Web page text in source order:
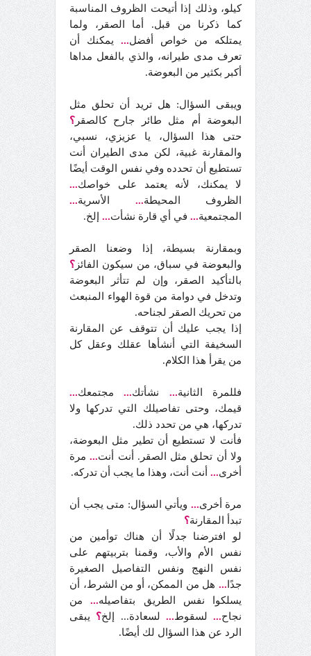
كيلو، وذلك إذا أتيحت الظروف المناسبة
كما ذكرنا من قبل. أما الصقر، ولما
يمتلكه من خواص أفضل... يمكنك أن
تعرف مدى طيرانه، والذي بالفعل مداها
أكبر بكثير من البعوضة.
ويبقى السؤال: هل تريد أن تحلق مثل
البعوضة أم مثل طائر جارح كالصقر ؟
حتى هذا السؤال، يا عزيزي، نسبي،
والمقارنة غبية، لكن مدى الطيران أنت
تستطيع أن تحدده وفي نفس الوقت أيضًا
لا يمكنك، لأنه يعتمد على خواصك...
الظروف المحيطة... الأسرية...
المجتمعية... في أي قارة نشأت... إلخ.
وبمقارنة بسيطة، إذا وضعنا الصقر
والبعوضة في سباق، من سيكون الفائز ؟
بالتأكيد الصقر، وإن لم تتأثر البعوضة
وتدخل في دوامة من قوة الهواء المنبعث
من تحريك الصقر لجناحه.
إذا يجب عليك أن تتوقف عن المقارنة
السخيفة التي أنشأها عقلك وعقل كل
من يقرأ هذا الكلام.
فللمرة الثانية... نشأتك...مجتمعك...
قيمك، وحتى تفاصيلك التي تدركها ولا
تدركها، هي من تحدد ذلك.
فأنت لا تستطيع أن تطير مثل البعوضة،
ولا أن تحلق مثل الصقر. أنت أنت...مرة
أخرى... أنت أنت، وهذا ما يجب أن تدركه.
مرة أخرى... ويأتي السؤال: متى يجب أن
تبدأ المقارنة؟
لو افترضنا جدلًا أن هناك توأمين من
نفس الأم والأب، وقمنا بتربيتهم على
نفس النهج ونفس التفاصيل الصغيرة
جدًا ... هل من الممكن، أو من الشرط، أن
يسلكوا نفس الطريق بتفاصيله...من
نجاح... لسقوط... لسعادة... إلخ؟ يبقى
الرد عن هذا السؤال لك أيضًا.